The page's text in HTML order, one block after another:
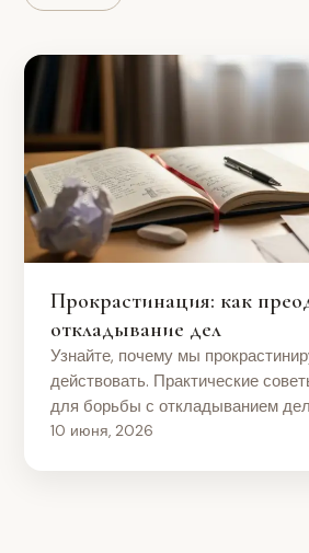
Прокрастинация: как
откладывание дел
Узнайте, почему мы
действовать. Практические
для борьбы с откладыванием
10 июня, 2026